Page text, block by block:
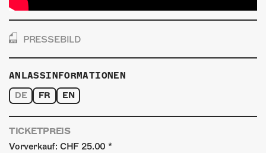
PRESSEBILD
ANLASSINFORMATIONEN
DE FR EN
TICKETPREIS
Vorverkauf: CHF 25.00 *